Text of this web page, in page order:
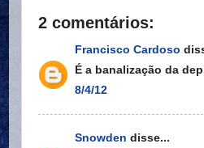
2 comentários:
Francisco Cardoso
É a banalização da
8/4/12
Snowden disse...